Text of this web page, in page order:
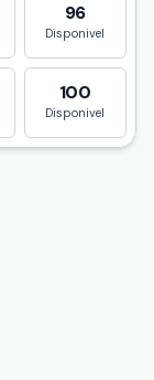
96
Disponivel
100
Disponivel